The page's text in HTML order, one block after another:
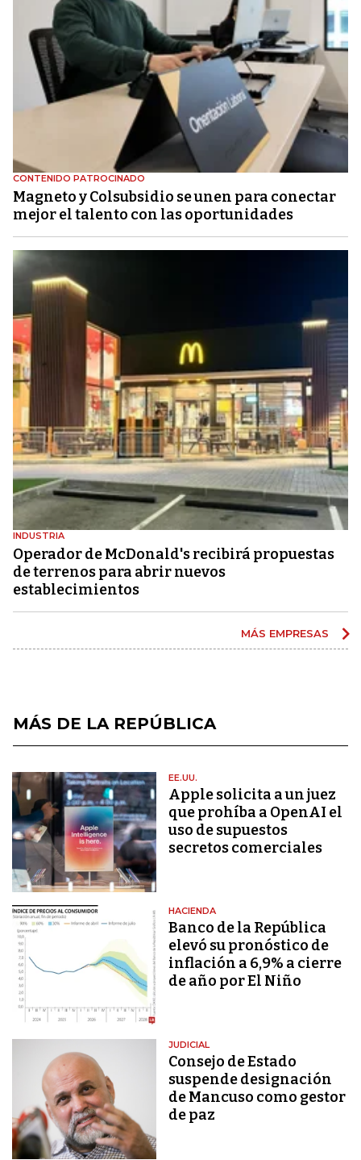
CONTENIDO PATROCINADO
Magneto y Colsubsidio se unen para conectar
mejor el talento con las oportunidades
INDUSTRIA
Operador de McDonald's recibirá propuestas
de terrenos para abrir nuevos
establecimientos
MÁS EMPRESAS
MÁS DE LA REPÚBLICA
EE.UU.
Apple solicita a un juez
que prohíba a OpenAI el
uso de supuestos
secretos comerciales
HACIENDA
Banco de la República
elevó su pronóstico de
inflación a 6,9% a cierre
de año por El Niño
JUDICIAL
Consejo de Estado
suspende designación
de Mancuso como gestor
de paz